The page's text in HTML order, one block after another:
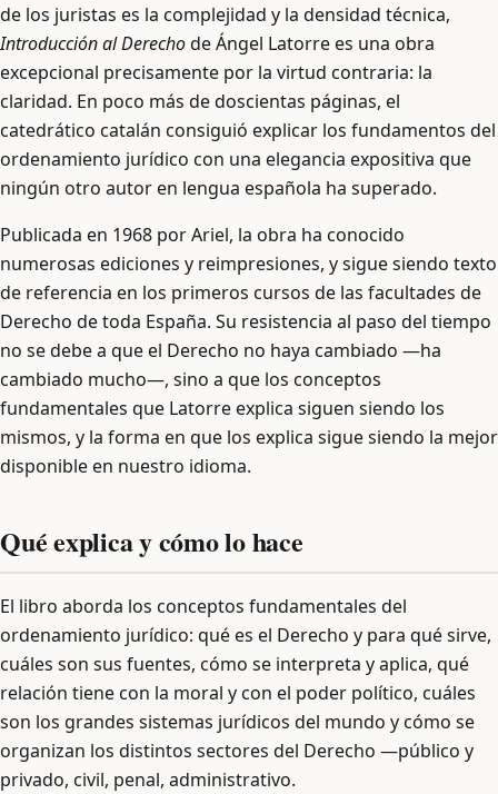
de los juristas es la complejidad y la densidad técnica,
Introducción al Derechode Ángel Latorre es una obra
excepcional precisamente por la virtud contraria: la
claridad. En poco más de doscientas páginas, el
catedrático catalán consiguió explicar los fundamentos del
ordenamiento jurídico con una elegancia expositiva que
ningún otro autor en lengua española ha superado.
Publicada en 1968 por Ariel, la obra ha conocido
numerosas ediciones y reimpresiones, y sigue siendo texto
de referencia en los primeros cursos de las facultades de
Derecho de toda España. Su resistencia al paso del tiempo
no se debe a que el Derecho no haya cambiado —ha
cambiado mucho—, sino a que los conceptos
fundamentales que Latorre explica siguen siendo los
mismos, y la forma en que los explica sigue siendo la mejor
disponible en nuestro idioma.
Qué explica y cómo lo hace
El libro aborda los conceptos fundamentales del
ordenamiento jurídico: qué es el Derecho y para qué sirve,
cuáles son sus fuentes, cómo se interpreta y aplica, qué
relación tiene con la moral y con el poder político, cuáles
son los grandes sistemas jurídicos del mundo y cómo se
organizan los distintos sectores del Derecho —público y
privado, civil, penal, administrativo.